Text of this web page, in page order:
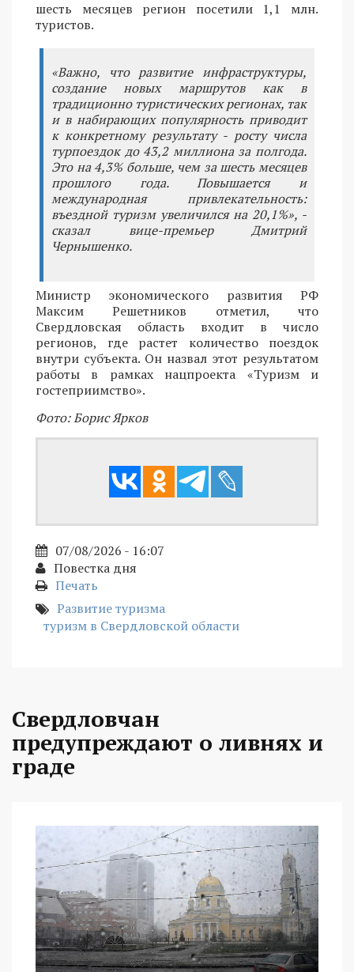
шесть месяцев регион посетили 1,1 млн.
туристов.
«Важно, что развитие инфраструктуры,
создание новых маршрутов как в
традиционно туристических регионах, так
и в набирающих популярность приводит
к конкретному результату - росту числа
турпоездок до 43,2 миллиона за полгода.
Это на 4,3% больше, чем за шесть месяцев
прошлого года. Повышается и
международная привлекательность:
въездной туризм увеличился на 20,1%», -
сказал вице-премьер Дмитрий
Чернышенко.
Министр экономического развития РФ
Максим Решетников отметил, что
Свердловская область входит в число
регионов, где растет количество поездок
внутри субъекта. Он назвал этот результатом
работы в рамках нацпроекта «Туризм и
гостеприимство».
Фото: Борис Ярков
07/08/2026 - 16:07
Повестка дня
Печать
Развитие туризма
туризм в Свердловской области
Свердловчан
предупреждают о ливнях и
граде